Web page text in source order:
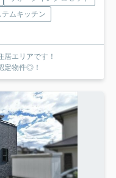
テムキッチン
エリアです！
定物件◎！